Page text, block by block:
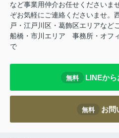
など事業用仲介お任せくださいま
ぞお気軽にご連絡くださいませ。
戸・江戸川区・葛飾区エリアなど
船橋・市川エリア 事務所・オフ
で
無料 LINEから
無料 お問